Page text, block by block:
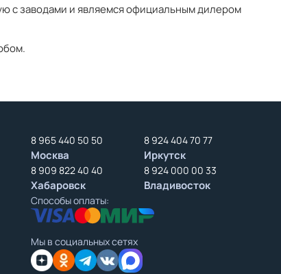
с заводами и являемся официальным дилером
8 965 440 50 50
Москва
8 924 404 70 77
Иркутск
8 909 822 40 40
Хабаровск
8 924 000 00 33
Владивосток
Способы оплаты:
Мы в социальных сетях